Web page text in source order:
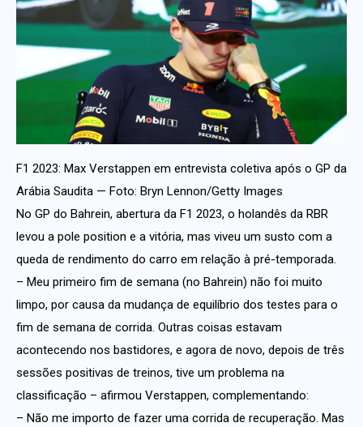
F1 2023: Max Verstappen em entrevista coletiva após o GP da
Arábia Saudita — Foto: Bryn Lennon/Getty Images
No GP do Bahrein, abertura da F1 2023, o holandês da RBR
levou a pole position e a vitória, mas viveu um susto com a
queda de rendimento do carro em relação à pré-temporada.
– Meu primeiro fim de semana (no Bahrein) não foi muito
limpo, por causa da mudança de equilíbrio dos testes para o
fim de semana de corrida. Outras coisas estavam
acontecendo nos bastidores, e agora de novo, depois de três
sessões positivas de treinos, tive um problema na
classificação – afirmou Verstappen, complementando:
– Não me importo de fazer uma corrida de recuperação. Mas